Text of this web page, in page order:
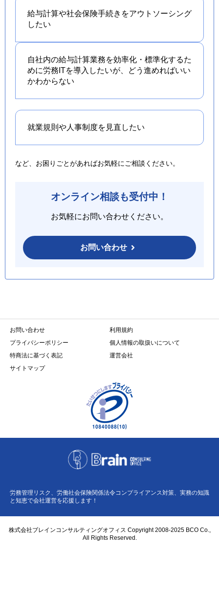
給与計算や社会保険手続きをアウトソーシング
したい
自社内の給与計算業務を効率化・標準化するた
めに労務ITを導入したいが、どう進めればいい
かわからない
就業規則や人事制度を 見直したい
など、お困りごとがあればお気軽にご相談ください。
オンライン相談も受付中！
お気軽にお問い合わせください。
お問い合わせ
お問い合わせ
利用規約
プライバシーポリシー
個人情報の取扱いについて
特商法に基づく表記
運営会社
サイトマップ
労務管理リスク、労働社会保険関係法令コンプライアンス対策、実務の知識
と知恵で会社運営を応援します！
株式会社ブレインコンサルティングオフィス Copyright 2008-2025 BCO Co.,
All Rights Reserved.